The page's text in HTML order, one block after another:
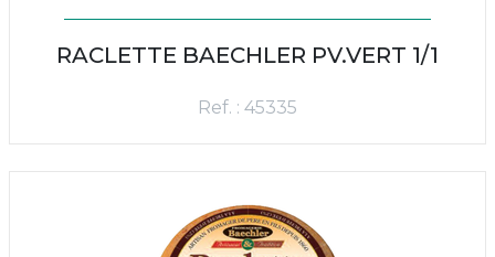
RACLETTE BAECHLER PV.VERT 1/1
Ref. : 45335